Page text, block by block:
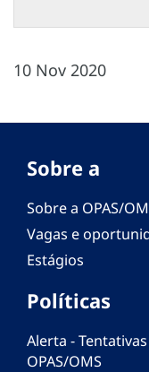
10 Nov 2020
Sobre a
Sobre a OPAS/
Vagas e
Estágios
Políticas
Alerta -
OPAS/OMS